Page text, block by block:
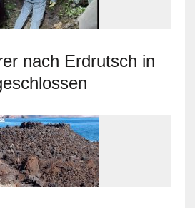
nach Erdrutsch in